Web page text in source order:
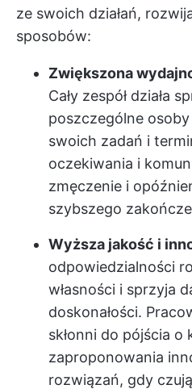
ze swoich działań,
sposobów:
Zwiększona
Cały zespół działa
poszczególne osoby
swoich zadań i
oczekiwania i
zmęczenie i
szybszego
Wyższa jakość i
odpowiedzialności
własności i sprzyja
doskonałości.
skłonni do pójścia o
zaproponowania
rozwiązań, gdy